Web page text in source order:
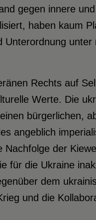
gegen innere
haben kaum
unter
Rechts auf
Werte. Die
bürgerlichen,
angeblich
der
für die Ukraine
dem
und die